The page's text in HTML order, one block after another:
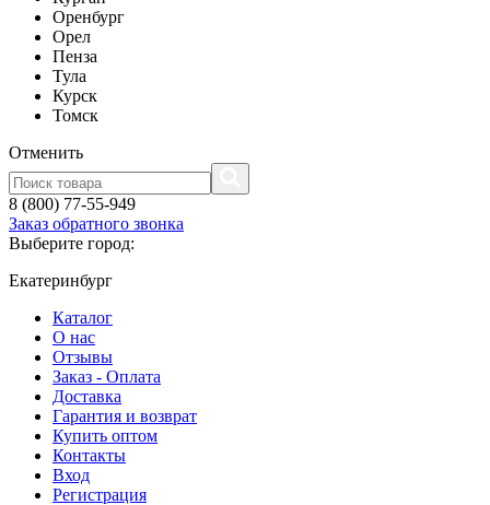
Оренбург
Орел
Пенза
Тула
Курск
Томск
Отменить
8 (800) 77-55-949
Заказ обратного звонка
Выберите город:
Екатеринбург
Каталог
О нас
Отзывы
Заказ - Оплата
Доставка
Гарантия и возврат
Купить оптом
Контакты
Вход
Регистрация